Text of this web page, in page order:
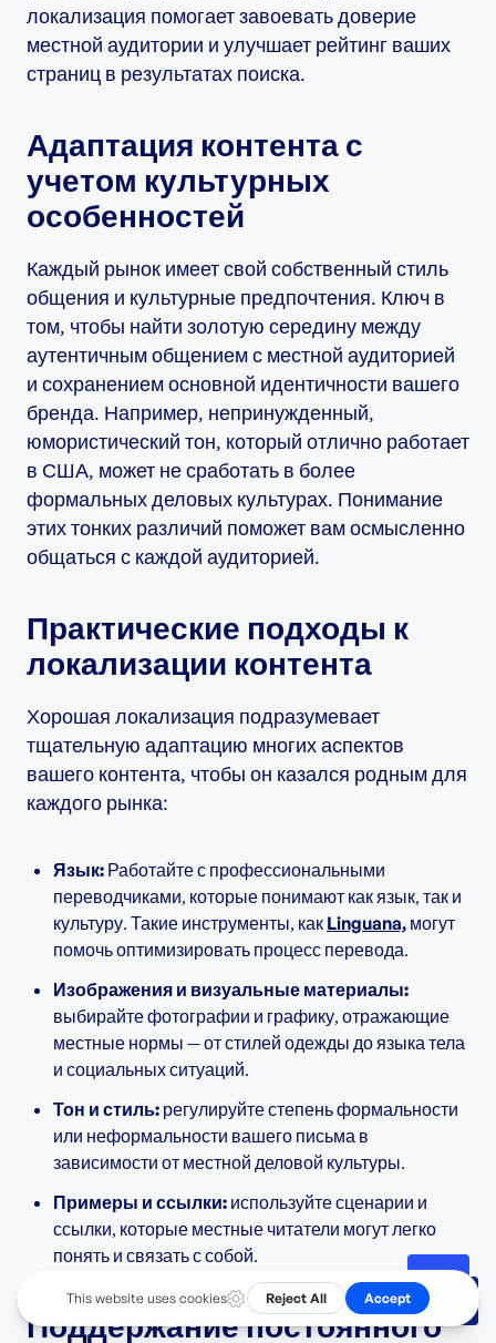
локализация помогает завоевать доверие
местной аудитории и улучшает рейтинг ваших
страниц в результатах поиска.
Адаптация контента с
учетом культурных
особенностей
Каждый рынок имеет свой собственный стиль
общения и культурные предпочтения. Ключ в
том, чтобы найти золотую середину между
аутентичным общением с местной аудиторией
и сохранением основной идентичности вашего
бренда. Например, непринужденный,
юмористический тон, который отлично работает
в США, может не сработать в более
формальных деловых культурах. Понимание
этих тонких различий поможет вам осмысленно
общаться с каждой аудиторией.
Практические подходы к
локализации контента
Хорошая локализация подразумевает
тщательную адаптацию многих аспектов
вашего контента, чтобы он казался родным для
каждого рынка:
Язык: Работайте с профессиональными
переводчиками, которые понимают как язык, так и
культуру. Такие инструменты, как Linguana, могут
помочь оптимизировать процесс перевода.
Изображения и визуальные материалы:
выбирайте фотографии и графику, отражающие
местные нормы — от стилей одежды до языка тела
и социальных ситуаций.
Тон и стиль: регулируйте степень формальности
или неформальности вашего письма в
зависимости от местной деловой культуры.
Примеры и ссылки: используйте сценарии и
ссылки, которые местные читатели могут легко
понять и связать с собой.
Поддержание постоянного